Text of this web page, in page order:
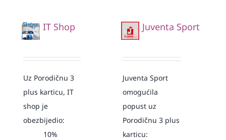
IT Shop
Uz Porodičnu 3
plus karticu, IT
shop je
obezbijedio:
10%
Juventa Sport
Juventa Sport
omogućila
popust uz
Porodičnu 3 plus
karticu: